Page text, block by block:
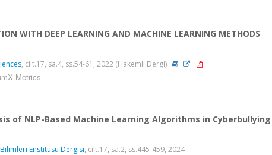
WITH DEEP LEARNING AND MACHINE LEARNING METHODS
, cilt.17, sa.4, ss.54-61, 2022 (Hakemli Dergi)
Metrics
of NLP-Based Machine Learning Algorithms in
Enstitüsü Dergisi, cilt.17, sa.2, ss.445-459, 2024